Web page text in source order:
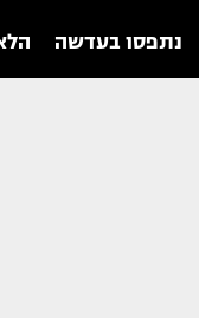
נתפסו בעדשה